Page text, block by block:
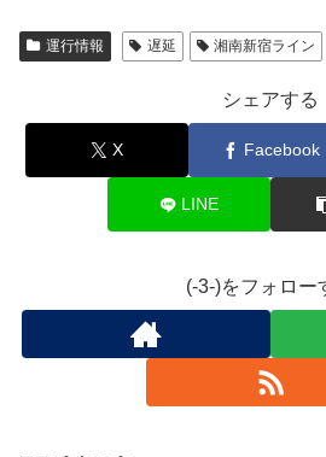
運行情報 遅延 湘南新宿ライン
シェアする
X Facebook
LINE
(-3-)をフォロー